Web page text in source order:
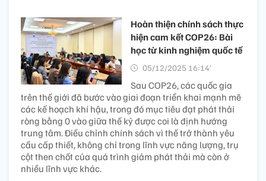
Hoàn thiện chính sách thực
hiện cam kết COP26: Bài
học từ kinh nghiệm quốc tế
05/12/2025 16:14’
Sau COP26, các quốc gia
trên thế giới đã bước vào giai đoạn triển khai mạnh mẽ
các kế hoạch khí hậu, trong đó mục tiêu đạt phát thải
ròng bằng 0 vào giữa thế kỷ được coi là định hướng
trung tâm. Điều chỉnh chính sách vì thế trở thành yêu
cầu cấp thiết, không chỉ trong lĩnh vực năng lượng, trụ
cột then chốt của quá trình giảm phát thải mà còn ở
nhiều lĩnh vực khác.